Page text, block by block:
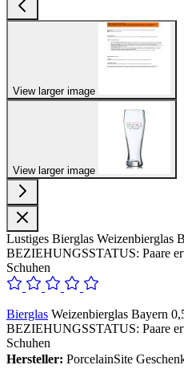
View larger image
View larger image
Lustiges Bierglas Weizenbierglas
BEZIEHUNGSSTATUS: Paare
Schuhen
Bierglas Weizenbierglas Bayern
BEZIEHUNGSSTATUS: Paare
Schuhen
Hersteller: PorcelainSite